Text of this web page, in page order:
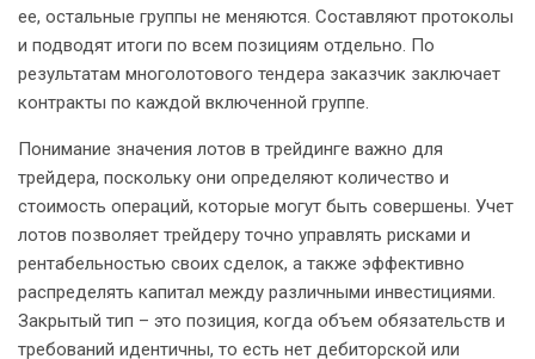
ее, остальные группы не меняются. Составляют протоколы
и подводят итоги по всем позициям отдельно. По
результатам многолотового тендера заказчик заключает
контракты по каждой включенной группе.
Понимание значения лотов в трейдинге важно для
трейдера, поскольку они определяют количество и
стоимость операций, которые могут быть совершены. Учет
лотов позволяет трейдеру точно управлять рисками и
рентабельностью своих сделок, а также эффективно
распределять капитал между различными инвестициями.
Закрытый тип – это позиция, когда объем обязательств и
требований идентичны, то есть нет дебиторской или